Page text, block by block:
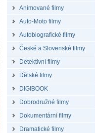
Animované filmy
Auto-Moto filmy
Autobiografické filmy
České a Slovenské filmy
Detektivní filmy
Dětské filmy
DIGIBOOK
Dobrodružné filmy
Dokumentární filmy
Dramatické filmy